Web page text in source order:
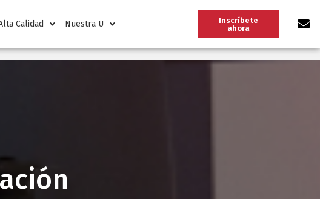
Calidad Nuestra U
Inscríbete
ahora